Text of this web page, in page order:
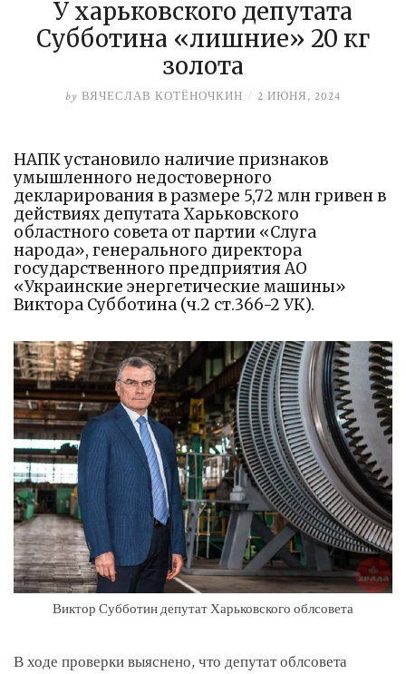
У харьковского депутата
Субботина «лишние» 20 кг
золота
by ВЯЧЕСЛАВ КОТЁНОЧКИН / 2 ИЮНЯ, 2024
НАПК установило наличие признаков
умышленного недостоверного
декларирования в размере 5,72 млн гривен в
действиях депутата Харьковского
областного совета от партии «Слуга
народа», генерального директора
государственного предприятия АО
«Украинские энергетические машины»
Виктора Субботина (ч.2 ст.366-2 УК).
Виктор Субботин депутат Харьковского облсовета
В ходе проверки выяснено, что депутат облсовета